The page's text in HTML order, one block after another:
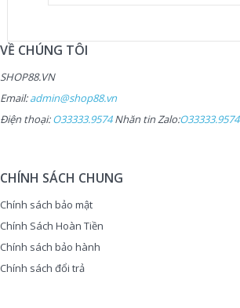
VỀ CHÚNG TÔI
SHOP88.VN
Email:admin@shop88.vn
Điện thoại:O33333.9574Nhăn tin Zalo:O33333.9574
CHÍNH SÁCH CHUNG
Chính sách bảo mật
Chính Sách Hoàn Tiền
Chính sách bảo hành
Chính sách đổi trả